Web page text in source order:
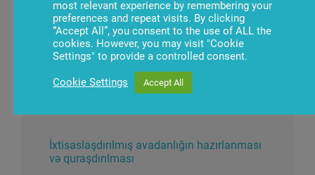
Biz bankların və maliyyə sektorunun digər
təşkilatlarının terminal infrastrukturunun qayğısına
qalırıq.
İxtisaslaşdırılmış avadanlığın hazırlanması
və quraşdırılması
most relevant experience by remembering your
preferences and repeat visits. By clicking
“Accept All”, you consent to the use of ALL the
cookies. However, you may visit "Cookie
Settings" to provide a controlled consent.
Cookie Settings Accept All